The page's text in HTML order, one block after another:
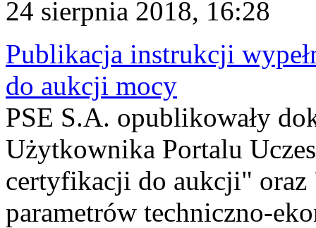
24 sierpnia 2018, 16:28
Publikacja instrukcji
do aukcji mocy
PSE S.A. opublikowały
Użytkownika Portalu
certyfikacji do aukcji"
parametrów techniczno-